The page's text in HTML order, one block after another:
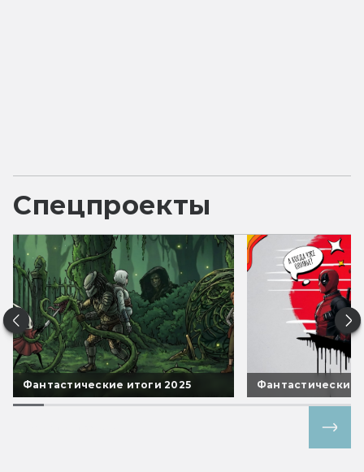
Спецпроекты
Фантастические итоги 2025 Фантастические